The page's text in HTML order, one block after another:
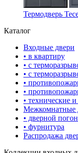
Термодверь
Каталог
Входные двери
• в квартиру
• с
• с
•
•
• технические
Межкомнатные
• дверной
• фурнитура
Распродажа